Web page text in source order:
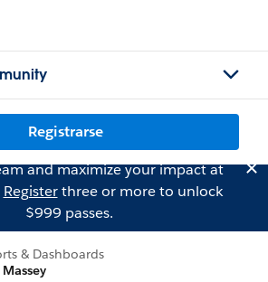
Registrarse
and maximize your impact at
Registerthree or more to unlock
$999 passes.
& Dashboards